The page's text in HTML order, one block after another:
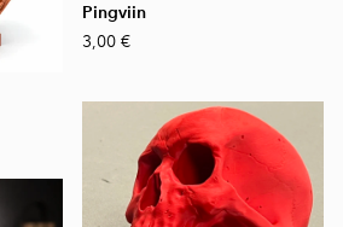
Pingviin
3,00 €